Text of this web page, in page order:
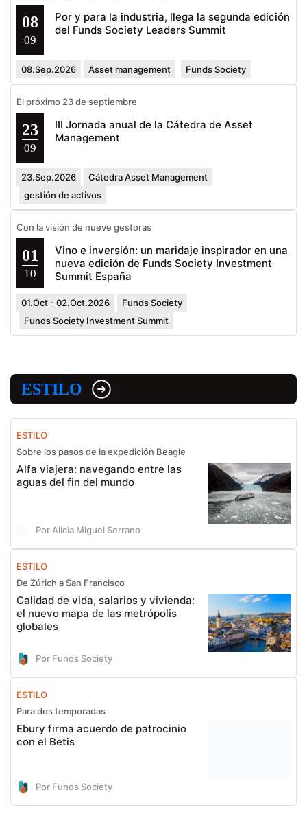
08
09
Por y para la industria, llega la segunda edición
del Funds Society Leaders Summit
08.Sep.2026 Asset management Funds Society
El próximo 23 de septiembre
23
09
III Jornada anual de la Cátedra de Asset
Management
23.Sep.2026
Cátedra Asset Management
gestión de activos
Con la visión de nueve gestoras
01
10
Vino e inversión: un maridaje inspirador en una
nueva edición de Funds Society Investment
Summit España
01.Oct - 02.Oct.2026
Funds Society
Funds Society Investment Summit
ESTILO
ESTILO
Sobre los pasos de la expedición Beagle
Alfa viajera: navegando entre las
aguas del fin del mundo
Por Alicia Miguel Serrano
ESTILO
De Zúrich a San Francisco
Calidad de vida, salarios y vivienda:
el nuevo mapa de las metrópolis
globales
Por Funds Society
ESTILO
Para dos temporadas
Ebury firma acuerdo de patrocinio
con el Betis
Por Funds Society